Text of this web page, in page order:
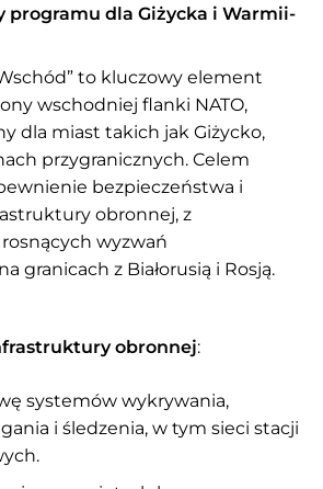
programu dla Giżycka i Warmii-
to kluczowy element
wschodniej flanki NATO,
dla miast takich jak Giżycko,
przygranicznych. Celem
bezpieczeństwa i
obronnej, z
wyzwań
granicach z Białorusią i Rosją.
obronnej:
systemów wykrywania,
i śledzenia, w tym sieci stacji